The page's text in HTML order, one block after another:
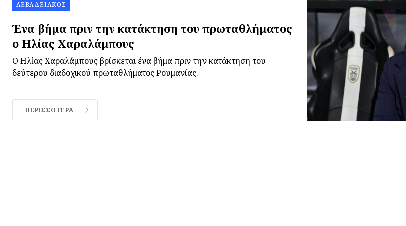
ΛΕΒΑΔΕΙΑΚΌΣ
Ένα βήμα πριν την κατάκτηση του πρωταθλήματος
ο Ηλίας Χαραλάμπους
Ο Ηλίας Χαραλάμπους βρίσκεται ένα βήμα πριν την κατάκτηση του
δεύτερου διαδοχικού πρωταθλήματος Ρουμανίας.
ΠΕΡΙΣΣΌΤΕΡΑ